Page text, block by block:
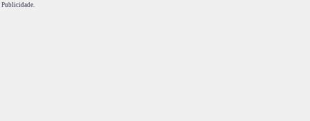
Publicidade.